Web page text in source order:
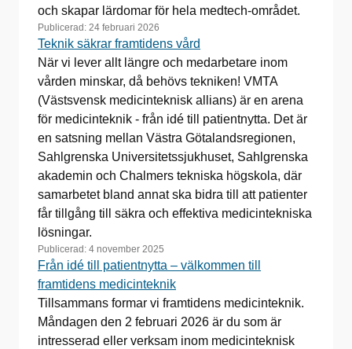
och skapar lärdomar för hela medtech-området.
Publicerad: 24 februari 2026
Teknik säkrar framtidens vård
När vi lever allt längre och medarbetare inom
vården minskar, då behövs tekniken! VMTA
(Västsvensk medicinteknisk allians) är en arena
för medicinteknik - från idé till patientnytta. Det är
en satsning mellan Västra Götalandsregionen,
Sahlgrenska Universitetssjukhuset, Sahlgrenska
akademin och Chalmers tekniska högskola, där
samarbetet bland annat ska bidra till att patienter
får tillgång till säkra och effektiva medicintekniska
lösningar.
Publicerad: 4 november 2025
Från idé till patientnytta – välkommen till
framtidens medicinteknik
Tillsammans formar vi framtidens medicinteknik.
Måndagen den 2 februari 2026 är du som är
intresserad eller verksam inom medicinteknisk